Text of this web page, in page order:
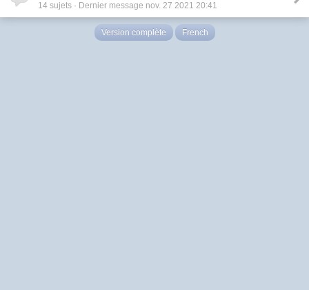
14 sujets · Dernier message nov. 27 2021 20:41
Version complète French